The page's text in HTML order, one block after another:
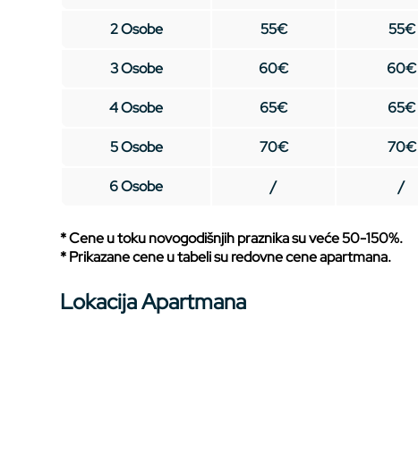
2 Osobe 55€ 55€
3 Osobe 60€ 60€
4 Osobe 65€ 65€
5 Osobe 70€ 70€
6 Osobe / /
* Cene u toku novogodišnjih praznika su veće 50-150%.
* Prikazane cene u tabeli su redovne cene apartmana.
Lokacija Apartmana